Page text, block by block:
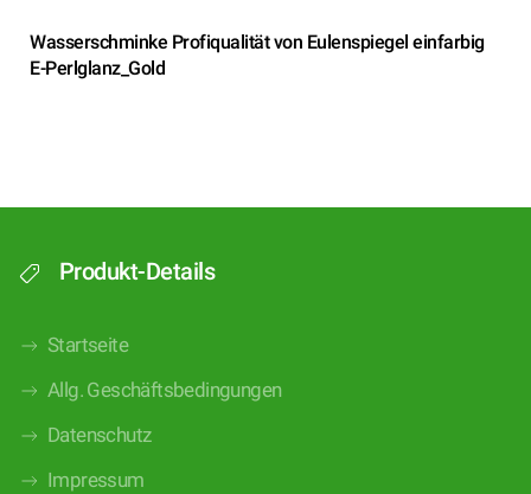
Wasserschminke Profiqualität von Eulenspiegel einfarbig
E-Perlglanz_Gold
Produkt-Details
Startseite
Allg. Geschäftsbedingungen
Datenschutz
Impressum